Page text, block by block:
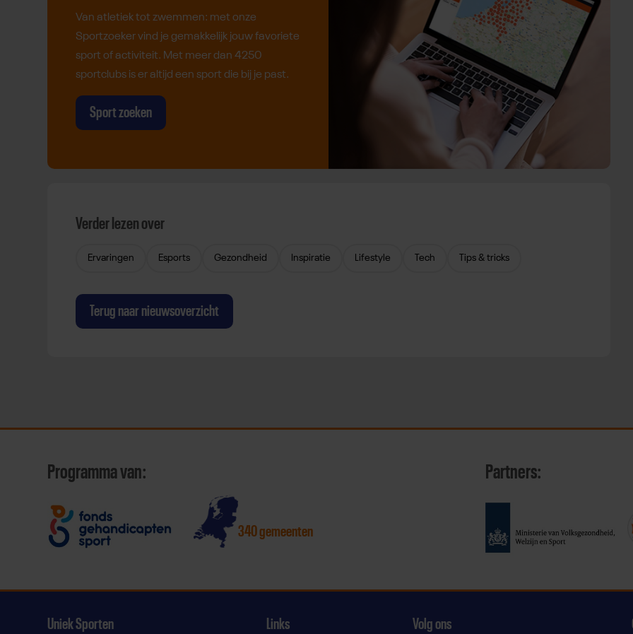
Van atletiek tot zwemmen: met onze
Sportzoeker vind je gemakkelijk jouw favoriete
sport of activiteit. Met meer dan 4250
sportclubs is er altijd een sport die bij je past.
Sport zoeken
Verder lezen over
Ervaringen Esports Gezondheid Inspiratie Lifestyle Tech Tips & tricks
Terug naar nieuwsoverzicht
Programma van:
340 gemeenten
Partners:
Uniek Sporten Links Volg ons